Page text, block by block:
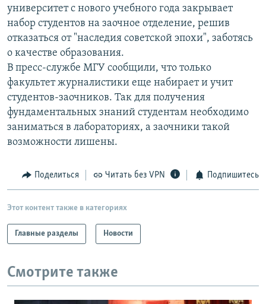
ПОДПИШИТЕСЬ НА РАССЫЛКУ
СОЦИАЛЬНЫЕ СЕТИ
Все сайты РСЕ/РС
университет с нового учебного года закрывает
набор студентов на заочное отделение, решив
отказаться от "наследия советской эпохи", заботясь
о качестве образования.
В пресс-службе МГУ сообщили, что только
факультет журналистики еще набирает и учит
студентов-заочников. Так для получения
фундаментальных знаний студентам необходимо
заниматься в лабораториях, а заочники такой
возможности лишены.
Поделиться Читать без VPN Подпишитесь
Этот контент также в категориях
Главные разделы Новости
Смотрите также